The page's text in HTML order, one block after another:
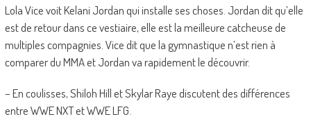
Lola Vice voit Kelani Jordan qui installe ses choses. Jordan dit qu’elle
est de retour dans ce vestiaire, elle est la meilleure catcheuse de
multiples compagnies. Vice dit que la gymnastique n’est rien à
comparer du MMA et Jordan va rapidement le découvrir.
– En coulisses, Shiloh Hill et Skylar Raye discutent des différences
entre WWE NXT et WWE LFG.